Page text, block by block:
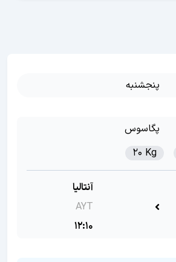
پنجشنبه
پگاسوس
20 Kg
آنتالیا
AYT
12:10